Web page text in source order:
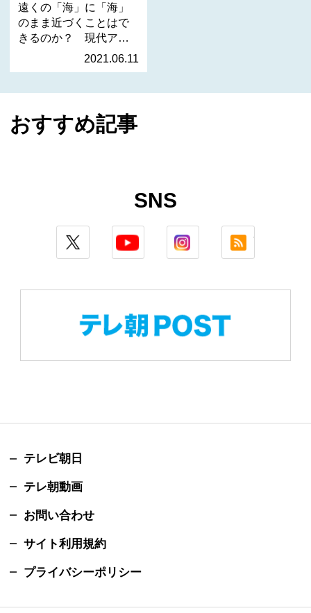
遠くの「海」に「海」
のまま近づくことはで
きるのか？ 現代アー
2021.06.11
おすすめ記事
SNS
twitter youtube instagramrss
テレビ朝日
テレ朝動画
お問い合わせ
サイト利用規約
プライバシーポリシー